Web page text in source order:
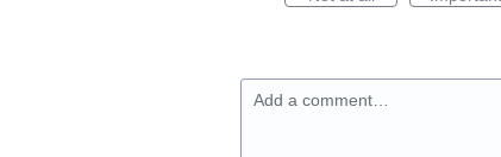
Add a comment…